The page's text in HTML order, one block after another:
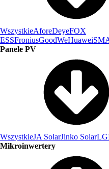
WszystkieAforeDeyeFOX
ESSFroniusGoodWeHuawei
Panele PV
WszystkieJA SolarJinko SolarLG
Mikroinwertery